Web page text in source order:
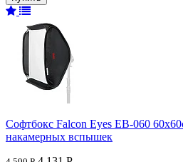
Софтбокс Falcon Eyes EB-060
накамерных вспышек